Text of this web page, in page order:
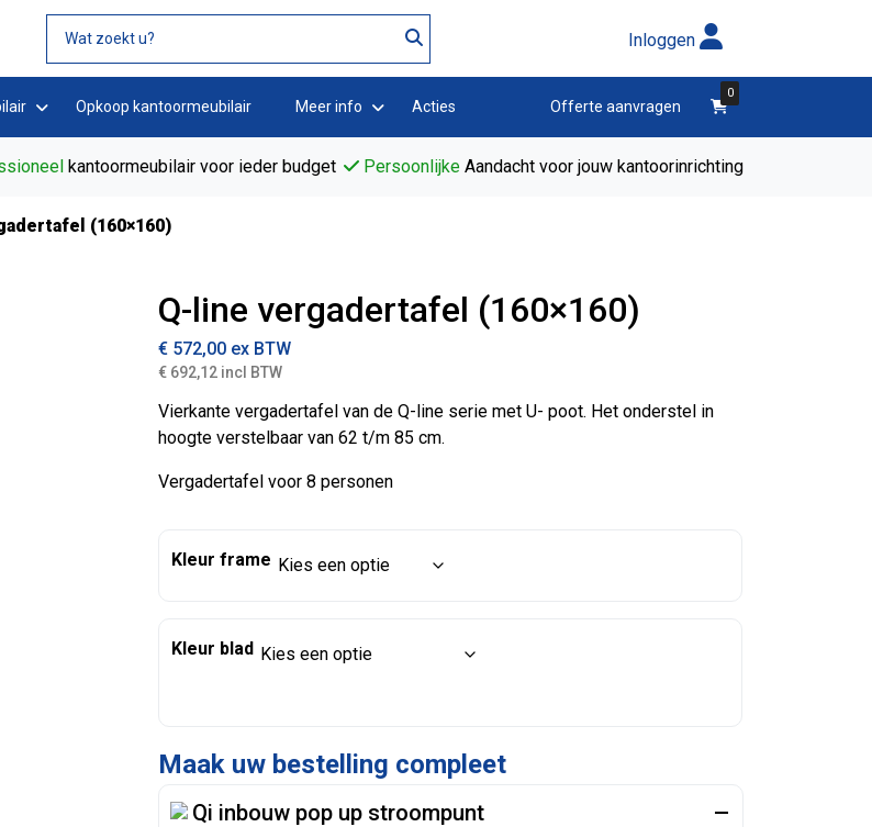
Inloggen
Opkoop kantoormeubilair Meer info Acties winkelwagen
0
Offerte aanvragen
kantoormeubilair voor ieder budget Persoonlijke Aandacht voor jouw kantoorinrichting
(160×160)
Q-line vergadertafel (160×160)
€ 572,00 ex BTW
€ 692,12 incl BTW
Vierkante vergadertafel van de Q-line serie met U- poot. Het onderstel in
hoogte verstelbaar van 62 t/m 85 cm.
Vergadertafel voor 8 personen
Kleur frame
Kleur blad
Qi inbouw pop up stroompunt